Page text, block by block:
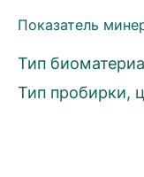
Показатель
Тип
Тип пробирки,